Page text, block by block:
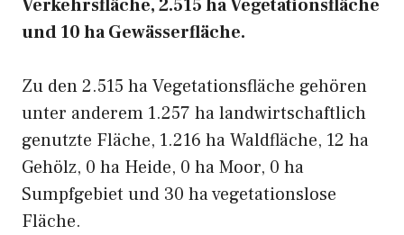
Verkehrsfläche, 2.515 ha Vegetationsfläche
und 10 ha Gewässerfläche.
Zu den 2.515 ha Vegetationsfläche gehören
unter anderem 1.257 ha landwirtschaftlich
genutzte Fläche, 1.216 ha Waldfläche, 12 ha
Gehölz, 0 ha Heide, 0 ha Moor, 0 ha
Sumpfgebiet und 30 ha vegetationslose
Fläche.